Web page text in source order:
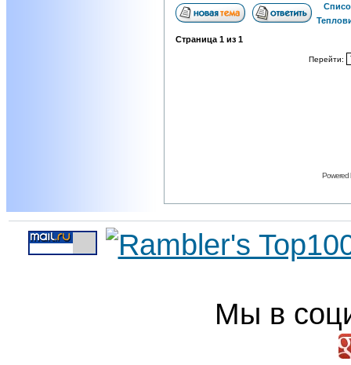
Страница 1 из 1
Перейти:
Powered
Мы в